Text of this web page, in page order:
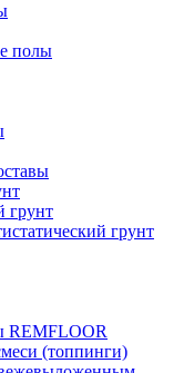
полы
грунт
грунт
REMFLOOR
(топпинги)